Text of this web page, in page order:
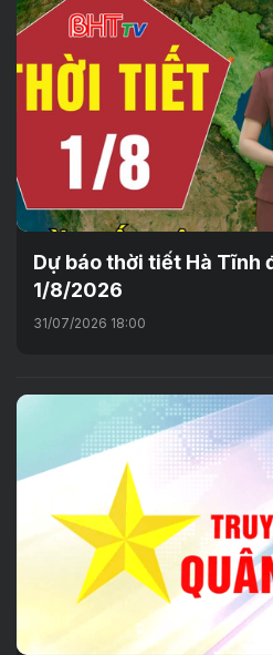
Dự báo thời tiết Hà Tĩnh
1/8/2026
31/07/2026 18:00